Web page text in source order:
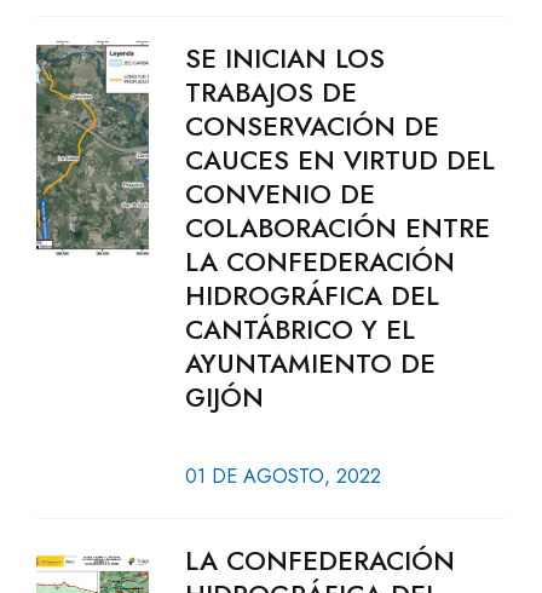
SE INICIAN LOS
TRABAJOS DE
CONSERVACIÓN DE
CAUCES EN VIRTUD DEL
CONVENIO DE
COLABORACIÓN ENTRE
LA CONFEDERACIÓN
HIDROGRÁFICA DEL
CANTÁBRICO Y EL
AYUNTAMIENTO DE
GIJÓN
01 DE AGOSTO, 2022
LA CONFEDERACIÓN